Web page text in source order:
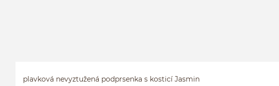
plavková nevyztužená podprsenka s kosticí Jasmin